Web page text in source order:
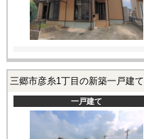
三郷市彦糸1丁目の新築一戸建て
一戸建て